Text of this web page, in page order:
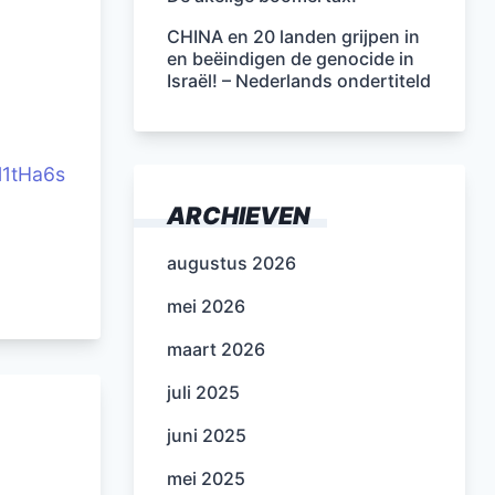
CHINA en 20 landen grijpen in
en beëindigen de genocide in
Israël! – Nederlands ondertiteld
ARCHIEVEN
augustus 2026
mei 2026
maart 2026
juli 2025
juni 2025
mei 2025